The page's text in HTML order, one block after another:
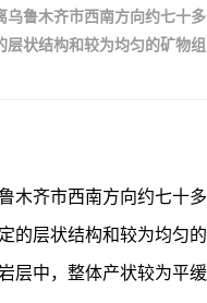
乌鲁木齐市西南方向约七十
状结构和较为均匀的矿物组
木齐市西南方向约七十多
的层状结构和较为均匀
层中，整体产状较为平